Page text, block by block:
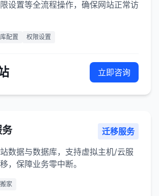
设置等全流程操作，确保网站正常访
配置 权限设置
立即咨询
务
迁移服务
数据与数据库，支持虚拟主机/云服
，保障业务零中断。
家